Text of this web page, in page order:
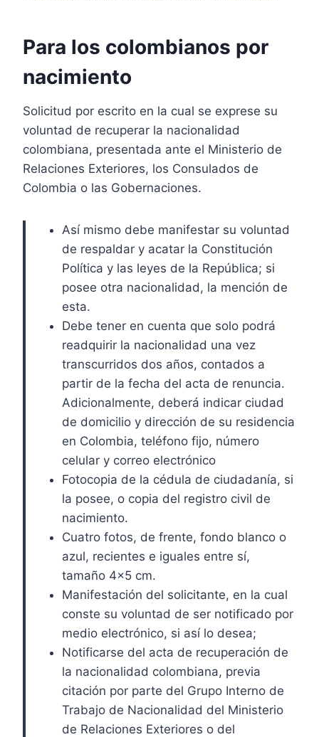
Para los colombianos por
nacimiento
Solicitud por escrito en la cual se exprese su
voluntad de recuperar la nacionalidad
colombiana, presentada ante el Ministerio de
Relaciones Exteriores, los Consulados de
Colombia o las Gobernaciones.
Así mismo debe manifestar su voluntad
de respaldar y acatar la Constitución
Política y las leyes de la República; si
posee otra nacionalidad, la mención de
esta.
Debe tener en cuenta que solo podrá
readquirir la nacionalidad una vez
transcurridos dos años, contados a
partir de la fecha del acta de renuncia.
Adicionalmente, deberá indicar ciudad
de domicilio y dirección de su residencia
en Colombia, teléfono fijo, número
celular y correo electrónico
Fotocopia de la cédula de ciudadanía, si
la posee, o copia del registro civil de
nacimiento.
Cuatro fotos, de frente, fondo blanco o
azul, recientes e iguales entre sí,
tamaño 4×5 cm.
Manifestación del solicitante, en la cual
conste su voluntad de ser notificado por
medio electrónico, si así lo desea;
Notificarse del acta de recuperación de
la nacionalidad colombiana, previa
citación por parte del Grupo Interno de
Trabajo de Nacionalidad del Ministerio
de Relaciones Exteriores o del